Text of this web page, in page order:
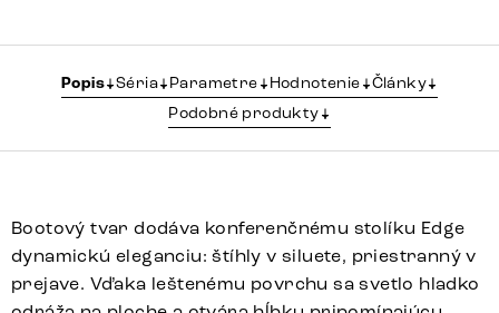
Popis Séria Parametre Hodnotenie
Články
Podobné produkty
Bootový tvar dodáva konferenčnému stolíku Edge
dynamickú eleganciu: štíhly v siluete, priestranný v
prejave. Vďaka leštenému povrchu sa svetlo hladko